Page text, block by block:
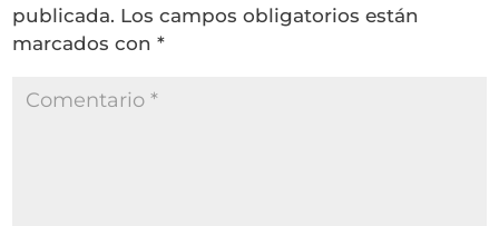
publicada. Los campos obligatorios están
marcados con*